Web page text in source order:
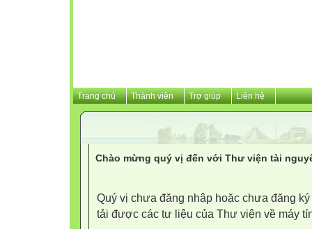
Trang chủ Thành viên Trợ giúp Liên hệ
Chào mừng quý vị đến với Thư viện tài
Quý vị chưa đăng nhập hoặc chưa đăng
tải được các tư liệu của Thư viện về máy